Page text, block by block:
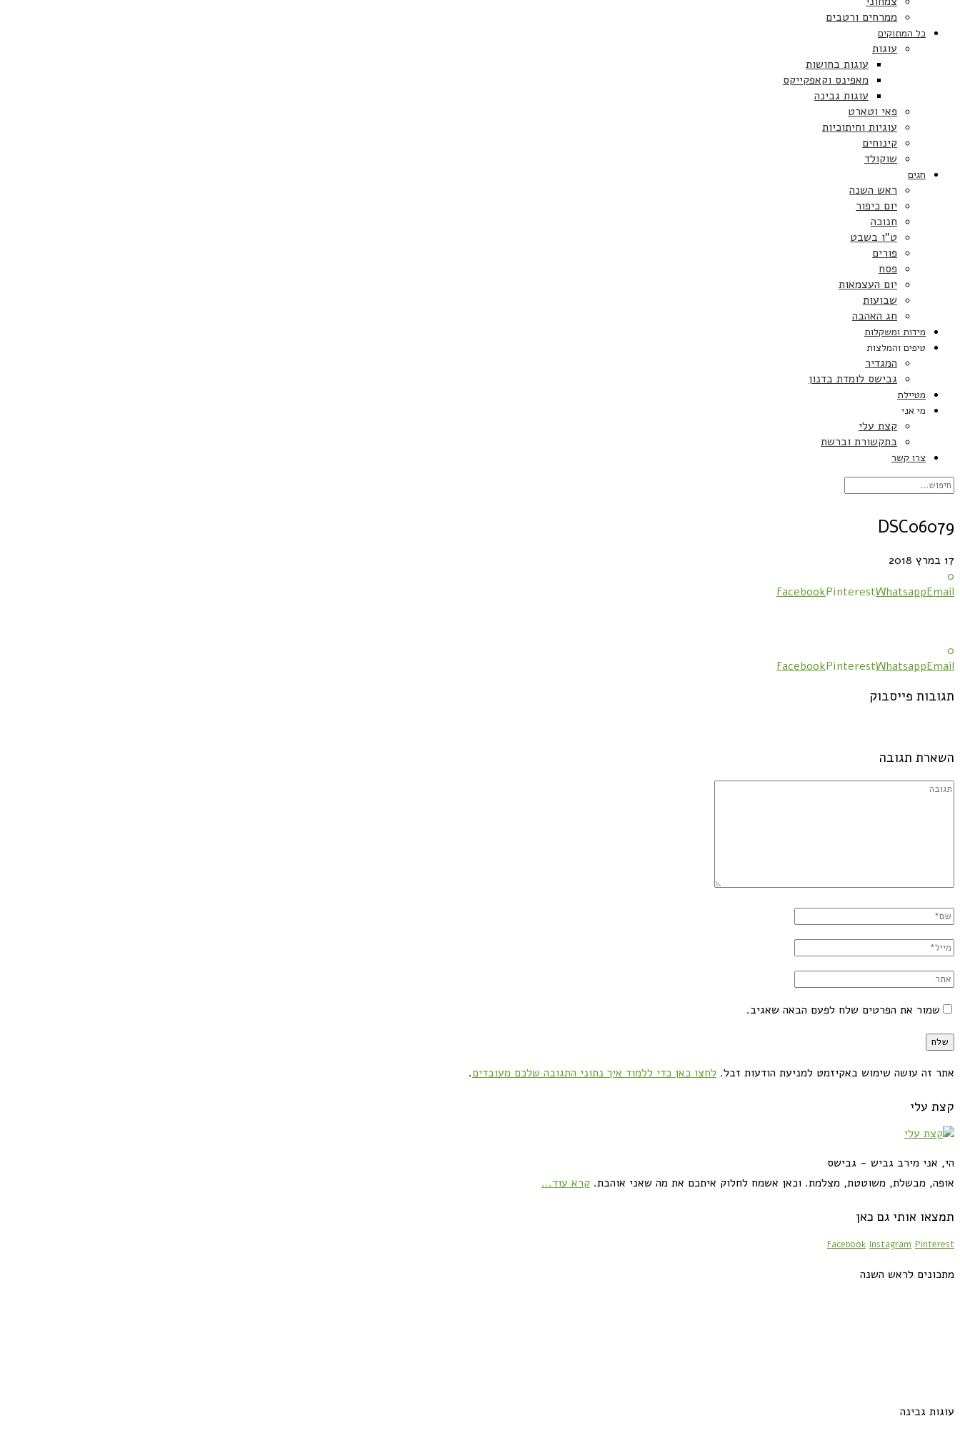
ממרחים ורטבים
כל המתוקים
עוגות
עוגות בחושות
מאפינס וקאפקייקס
עוגות גבינה
פאי וטארט
עוגיות וחיתוכיות
קינוחים
שוקולד
חגים
ראש השנה
יום כיפור
חנוכה
ט”ו בשבט
פורים
פסח
יום העצמאות
שבועות
חג האהבה
מידות ומשקלות
טיפים והמלצות
המגדיר
גבישס לומדת בדנון
מטיילת
מי אני
קצת עלי
בתקשורת וברשת
צרו קשר
DSC06079
17 במרץ 2018
0
FacebookPinterestWhatsappEmail
0
FacebookPinterestWhatsappEmail
תגובות פייסבוק
השארת תגובה
שמור את הפרטים שלח לפעם הבאה שאגיב.
אתר זה עושה שימוש באקיזמט למניעת הודעות זבל. לחצו כאן כדי ללמוד איך נתוני התגובה שלכם מעובדים.
קצת עלי
הי, אני מירב גביש - גבישס
אופה, מבשלת, משוטטת, מצלמת. וכאן אשמח לחלוק איתכם את מה שאני אוהבת. קרא עוד...
תמצאו אותי גם כאן
Facebook Instagram Pinterest
מתכונים לראש השנה
עוגות גבינה